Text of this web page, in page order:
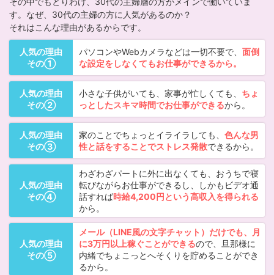
す。なぜ、30代の主婦の方に人気があるのか？
それはこんな理由があるからです。
人気の理由
その①
パソコンやWebカメラなどは一切不要で、 面倒
な設定をしなくてもお仕事ができるから。
人気の理由
その②
小さな子供がいても、家事が忙しくても、 ちょ
っとしたスキマ時間でお仕事ができるから。
人気の理由
その③
家のことでちょっとイライラしても、 色んな男
性と話をすることでストレス発散できるから。
人気の理由
その④
わざわざパートに外に出なくても、おうちで寝
転びながらお仕事ができるし、しかもビデオ通
話すれば時給4,200円という高収入を得られる
から。
人気の理由
その⑤
メール（LINE風の文字チャット）だけでも、月
に3万円以上稼ぐことができるので、旦那様に
内緒でちょこっとへそくりを貯めることができ
るから。